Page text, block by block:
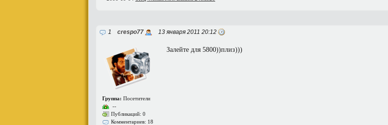
1 crespo77 13 января 2011 20:12
Группа: Посетители
--
Публикаций: 0
Комментариев: 18
Залейте для 5800))плиз)))